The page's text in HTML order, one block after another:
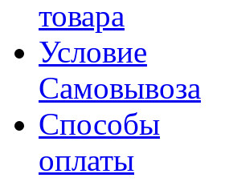
товара
Условие
Самовывоза
Способы
оплаты